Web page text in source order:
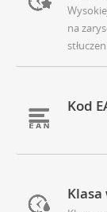
na
Kod
Klasa